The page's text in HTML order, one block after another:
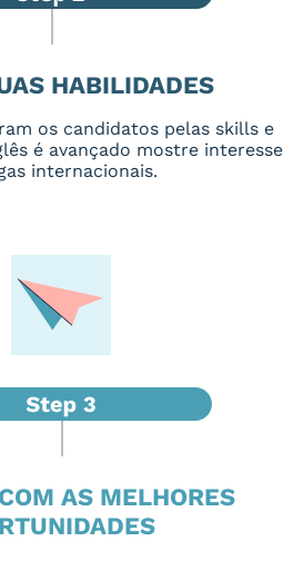
HABILIDADES
os candidatos pelas skills e
é avançado mostre interesse
internacionais.
AS MELHORES